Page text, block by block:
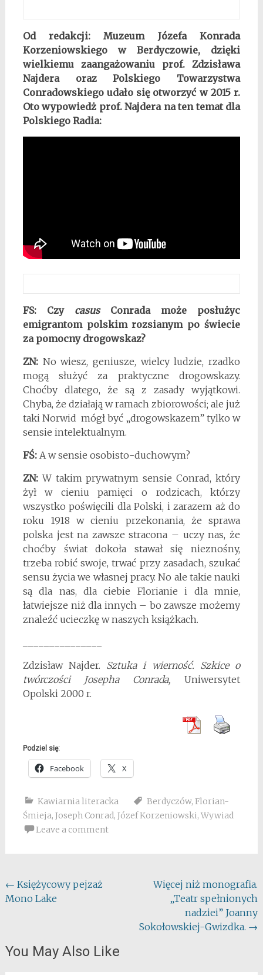
Od redakcji: Muzeum Józefa Konrada
Korzeniowskiego w Berdyczowie, dzięki
wielkiemu zaangażowaniu prof. Zdzisława
Najdera oraz Polskiego Towarzystwa
Conradowskiego udało się otworzyć w 2015 r.
Oto wypowiedż prof. Najdera na ten temat dla
Polskiego Radia:
FS: Czy casusConrada może posłużyc
emigrantom polskim rozsianym po świecie
za pomocny drogowskaz?
ZN:No wiesz, geniusze, wielcy ludzie, rzadko
mogą służyć za praktyczne drogowskazy.
Choćby dlatego, że są z zasady wyjątkowi.
Chyba, że działają w ramach zbiorowości; ale już
taki Norwid mógł być „drogowskazem” tylko w
sensie intelektualnym.
FŚ:A w sensie osobisto-duchowym?
ZN:W takim prywatnym sensie Conrad, który
żył w cieniu pamięci o rodzicach, którzy
wszystko poświęcili dla Polski, i zarazem aż do
roku 1918 w cieniu przekonania, że sprawa
polska jest na zawsze stracona – uczy nas, że
choćby świat dokoła stawał się nieznośny,
trzeba robić swoje, trwać przy zasadach, szukać
sensu życia we własnej pracy. No ale takie nauki
są dla nas, dla ciebie Florianie i dla mnie,
łatwiejsze niż dla innych – bo zawsze możemy
znaleźć ucieczkę w naszych książkach.
Zdzisław Najder. Sztuka i wierność. Szkice o
twórczości Josepha Conrada, Uniwersytet
Opolski 2000 r.
Podziel się:
Facebook X
Kawiarnia literacka Berdyczów, Florian-
Śmieja, Joseph Conrad, Józef Korzeniowski, Wywiad
Leave a comment
Post
navigation
← Księżycowy pejzaż
Mono Lake
Więcej niż monografia.
„Teatr spełnionych
nadziei” Joanny
Sokołowskiej-Gwizdka. →
You May Also Like